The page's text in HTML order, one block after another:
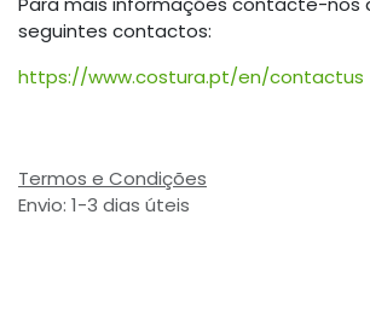
seguintes contactos:
https://www.costura.pt/en/contactus
Termos e Condições
Envio: 1-3 dias úteis